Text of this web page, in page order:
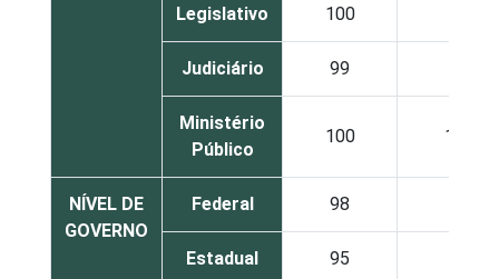
Legislativo 100
Judiciário 99
Ministério
Público
100 100
NÍVEL DE
GOVERNO
Federal 98
Estadual 95